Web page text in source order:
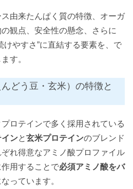
由来たんぱく質の特徴、オーガ
観点、安全性の懸念、さらに
けやすさ”に直結する要素を、で
す。
どう豆・玄米）の特徴と
ロテインで多く採用されている
インと玄米プロテインのブレンド
れ得意なアミノ酸プロファイル
用することで必須アミノ酸をバ
っています。